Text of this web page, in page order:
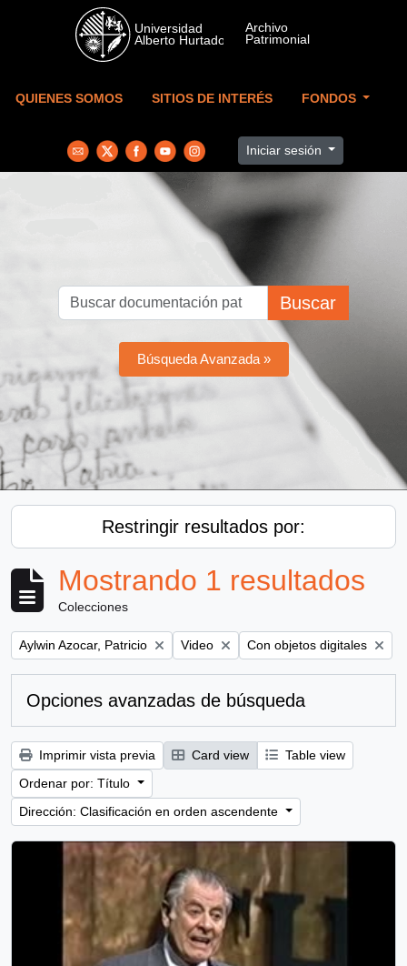
Skip to main content
QUIENES SOMOS SITIOS DE INTERÉS FONDOS
Iniciar sesión
Buscar
Búsqueda Avanzada »
Restringir resultados por:
Mostrando 1 resultados
Colecciones
Remove filter:
Aylwin Azocar, Patricio Remove filter:
Video Remove filter:
Con objetos digitales
Opciones avanzadas de búsqueda
Imprimir vista previa Card view
Table view
Ordenar por: Título
Dirección: Clasificación en orden ascendente